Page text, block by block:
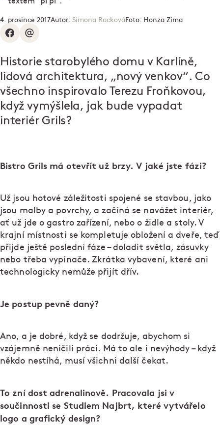
4. prosince 2017Autor: Simona RackováFoto: Honza Zima
Historie starobylého domu v Karlíně,
lidová architektura, „nový venkov“. Co
všechno inspirovalo Terezu Froňkovou,
když vymýšlela, jak bude vypadat
interiér Grils?
Bistro Grils má otevřít už brzy. V jaké jste fázi?
Už jsou hotové záležitosti spojené se stavbou, jako
jsou malby a povrchy, a začíná se navážet interiér,
ať už jde o gastro zařízení, nebo o židle a stoly. V
krajní místnosti se kompletuje obložení a dveře, teď
přijde ještě poslední fáze – doladit světla, zásuvky
nebo třeba vypínače. Zkrátka vybavení, které ani
technologicky nemůže přijít dřív.
Je postup pevně daný?
Ano, a je dobré, když se dodržuje, abychom si
vzájemně neničili práci. Má to ale i nevýhody – když
někdo nestíhá, musí všichni další čekat.
To zní dost adrenalinově. Pracovala jsi v
součinnosti se Studiem Najbrt, které vytvářelo
logo a grafický design?